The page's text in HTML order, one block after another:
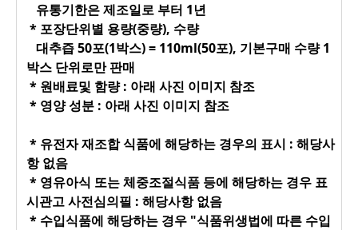
유통기한은 제조일로 부터 1년
* 포장단위별 용량(중량), 수량
대추즙 50포(1박스) = 110ml(50포), 기본구매 수량 1
박스 단위로만 판매
* 원배료및 함량 : 아래 사진 이미지 참조
* 영양 성분 : 아래 사진 이미지 참조
* 유전자 재조합 식품에 해당하는 경우의 표시 : 해당사
항 없음
* 영유아식 또는 체중조절식품 등에 해당하는 경우 표
시관고 사전심의필 : 해당사항 없음
* 수입식품에 해당하는 경우 "식품위생법에 따른 수입